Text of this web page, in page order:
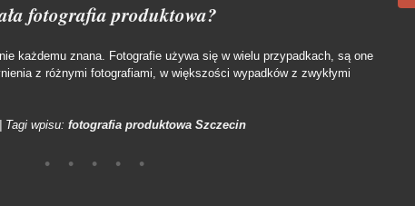
fotografia produktowa?
każdemu znana. Fotografie używa się w wielu przypadkach, są one
z różnymi fotografiami, w większości wypadków z zwykłymi
Tagi wpisu: fotografia produktowa Szczecin